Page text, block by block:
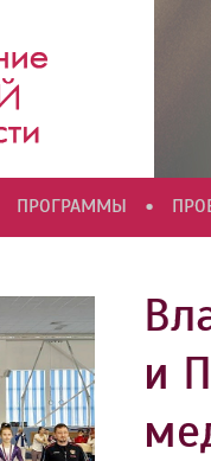
ПРОГРАММЫ •
и